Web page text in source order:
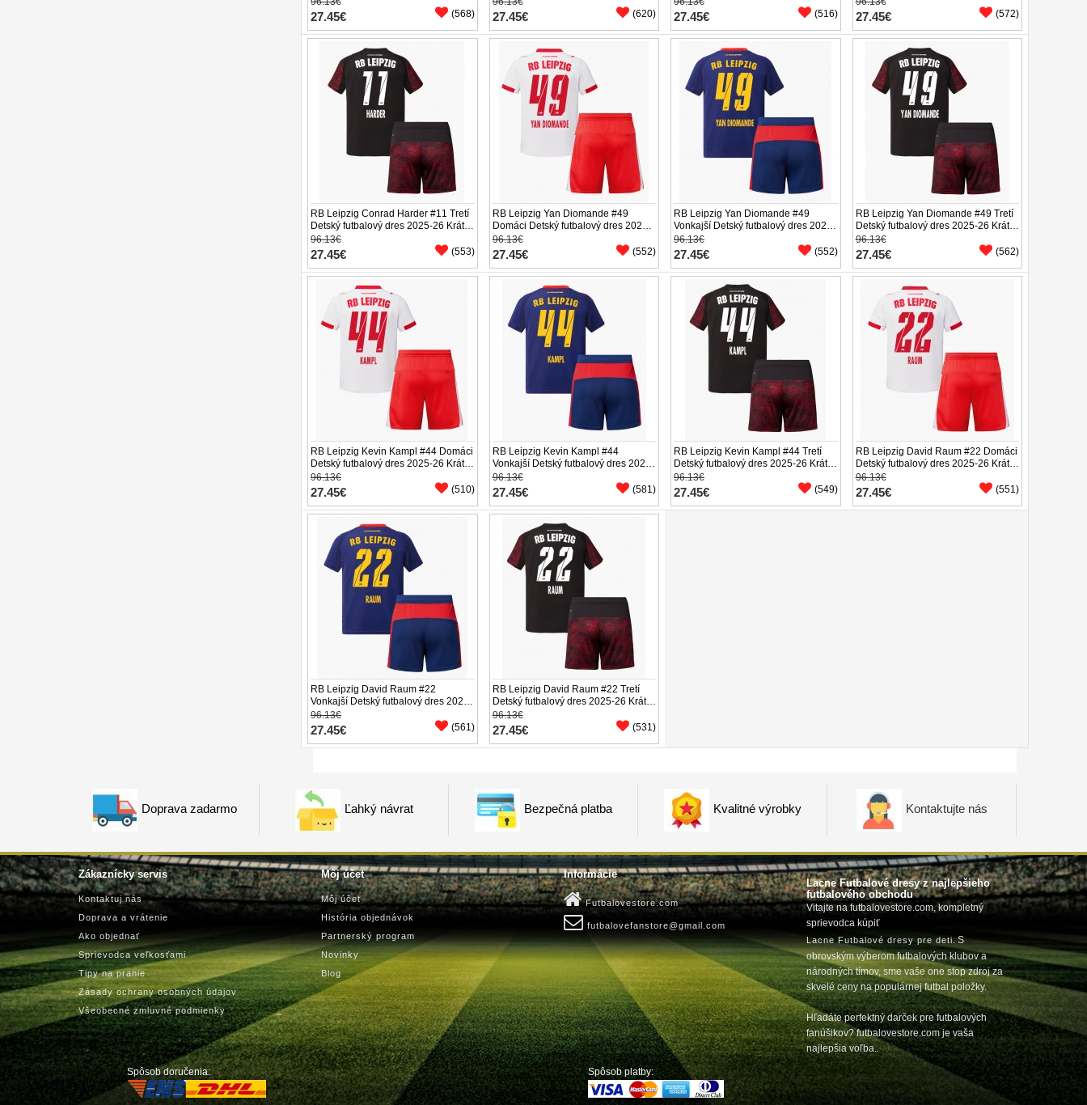
27.45€ (568) 27.45€ (620) 27.45€ (516) 27.45€ (572)
RB Leipzig Conrad Harder #11 Tretí
Detský futbalový dres 2025-26 Krátky
Rukáv (+ trenírky)
96.13€
27.45€ (553)
RB Leipzig Yan Diomande #49
Domáci Detský futbalový dres 2025-
26 Krátky Rukáv (+ trenírky)
96.13€
27.45€ (552)
RB Leipzig Yan Diomande #49
Vonkajší Detský futbalový dres 2025-
26 Krátky Rukáv (+ trenírky)
96.13€
27.45€ (552)
RB Leipzig Yan Diomande #49 Tretí
Detský futbalový dres 2025-26 Krátky
Rukáv (+ trenírky)
96.13€
27.45€ (562)
RB Leipzig Kevin Kampl #44 Domáci
Detský futbalový dres 2025-26 Krátky
Rukáv (+ trenírky)
96.13€
27.45€ (510)
RB Leipzig Kevin Kampl #44
Vonkajší Detský futbalový dres 2025-
26 Krátky Rukáv (+ trenírky)
96.13€
27.45€ (581)
RB Leipzig Kevin Kampl #44 Tretí
Detský futbalový dres 2025-26 Krátky
Rukáv (+ trenírky)
96.13€
27.45€ (549)
RB Leipzig David Raum #22 Domáci
Detský futbalový dres 2025-26 Krátky
Rukáv (+ trenírky)
96.13€
27.45€ (551)
RB Leipzig David Raum #22
Vonkajší Detský futbalový dres 2025-
26 Krátky Rukáv (+ trenírky)
96.13€
27.45€ (561)
RB Leipzig David Raum #22 Tretí
Detský futbalový dres 2025-26 Krátky
Rukáv (+ trenírky)
96.13€
27.45€ (531)
Doprava zadarmo Ľahký návrat Bezpečná platba Kvalitné výrobky Kontaktujte nás
Zákaznícky servis
Kontaktuj nás
Doprava a vrátenie
Ako objednať
Sprievodca veľkosťami
Tipy na pranie
Zásady ochrany osobných údajov
Všeobecné zmluvné podmienky
Môj účet
Môj účet
História objednávok
Partnerský program
Novinky
Blog
Informácie
Futbalovestore.com
futbalovefanstore@gmail.com
Lacne Futbalové dresy z najlepšieho
futbalového obchodu
Vitajte na futbalovestore.com, kompletný
sprievodca kúpiť
Lacne Futbalové dresy pre deti. S
obrovským výberom futbalových klubov a
národných tímov, sme vaše one stop zdroj za
skvelé ceny na populárnej futbal položky.
Hľadáte perfektný darček pre futbalových
fanúšikov? futbalovestore.com je vaša
najlepšia voľba..
Spôsob doručenia: Spôsob platby: